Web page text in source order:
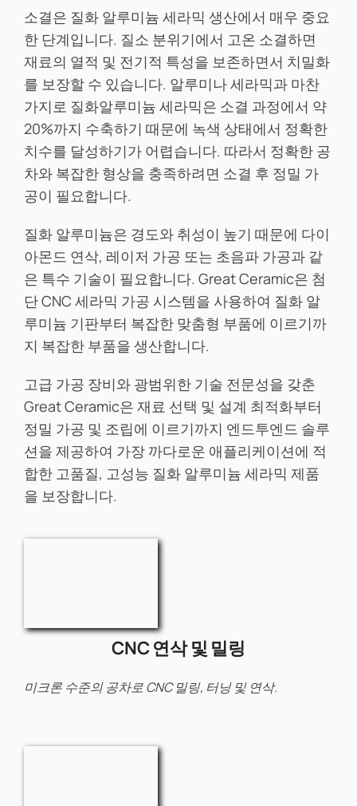
소결은 질화 알루미늄 세라믹 생산에서 매우 중요
한 단계입니다. 질소 분위기에서 고온 소결하면
재료의 열적 및 전기적 특성을 보존하면서 치밀화
를 보장할 수 있습니다. 알루미나 세라믹과 마찬
가지로 질화알루미늄 세라믹은 소결 과정에서 약
20%까지 수축하기 때문에 녹색 상태에서 정확한
치수를 달성하기가 어렵습니다. 따라서 정확한 공
차와 복잡한 형상을 충족하려면 소결 후 정밀 가
공이 필요합니다.
질화 알루미늄은 경도와 취성이 높기 때문에 다이
아몬드 연삭, 레이저 가공 또는 초음파 가공과 같
은 특수 기술이 필요합니다. Great Ceramic은 첨
단 CNC 세라믹 가공 시스템을 사용하여 질화 알
루미늄 기판부터 복잡한 맞춤형 부품에 이르기까
지 복잡한 부품을 생산합니다.
고급 가공 장비와 광범위한 기술 전문성을 갖춘
Great Ceramic은 재료 선택 및 설계 최적화부터
정밀 가공 및 조립에 이르기까지 엔드투엔드 솔루
션을 제공하여 가장 까다로운 애플리케이션에 적
합한 고품질, 고성능 질화 알루미늄 세라믹 제품
을 보장합니다.
CNC 연삭 및 밀링
미크론 수준의 공차로 CNC 밀링, 터닝 및 연삭.